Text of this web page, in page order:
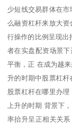
少短线交易群体在
么融资杠杆来放大
行操作的比例呈现出
者在实盘配资场景
平衡，正 在成为越
升的时期中股票杠
股票杠杆在哪里办
上升的时期 背景下
率抬升呈正相关关